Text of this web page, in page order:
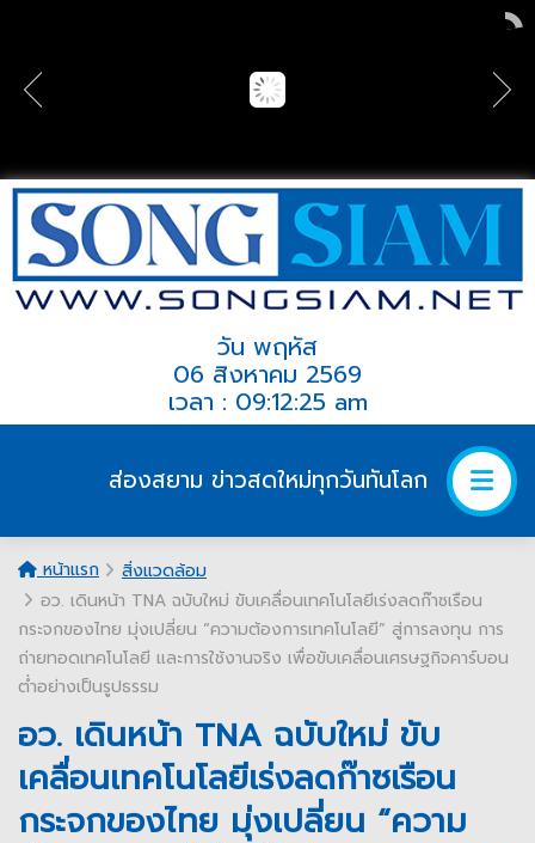
วัน พฤหัส
06 สิงหาคม 2569
เวลา : 09:12:25 am
ส่องสยาม ข่าวสดใหม่ทุกวันทันโลก
หน้าแรก
สิ่งแวดล้อม
อว. เดินหน้า TNA ฉบับใหม่ ขับเคลื่อนเทคโนโลยีเร่งลดก๊าซเรือน
กระจกของไทย มุ่งเปลี่ยน “ความต้องการเทคโนโลยี” สู่การลงทุน การ
ถ่ายทอดเทคโนโลยี และการใช้งานจริง เพื่อขับเคลื่อนเศรษฐกิจคาร์บอน
ต่ำอย่างเป็นรูปธรรม
อว. เดินหน้า TNA ฉบับใหม่ ขับ
เคลื่อนเทคโนโลยีเร่งลดก๊าซเรือน
กระจกของไทย มุ่งเปลี่ยน “ความ